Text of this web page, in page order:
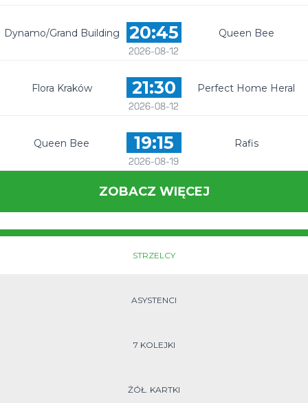
Dynamo/Grand Building 20:45
2026-08-12
Queen Bee
Flora Kraków 21:30
2026-08-12
Perfect Home Heral
Queen Bee 19:15
2026-08-19
Rafis
ZOBACZ WIĘCEJ
STRZELCY
ASYSTENCI
7 KOLEJKI
ŻÓŁ. KARTKI